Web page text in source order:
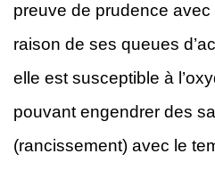
preuve de prudence avec
raison de ses queues
elle est susceptible à
pouvant engendrer des
(rancissement) avec le